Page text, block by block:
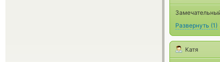
Развернуть (1)
Катя